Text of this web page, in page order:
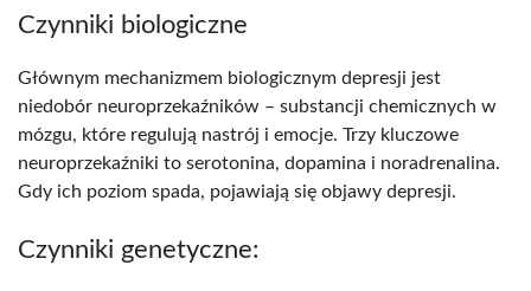
Czynniki biologiczne
Głównym mechanizmem biologicznym depresji jest
niedobór neuroprzekaźników – substancji chemicznych w
mózgu, które regulują nastrój i emocje. Trzy kluczowe
neuroprzekaźniki to serotonina, dopamina i noradrenalina.
Gdy ich poziom spada, pojawiają się objawy depresji.​
Czynniki genetyczne: